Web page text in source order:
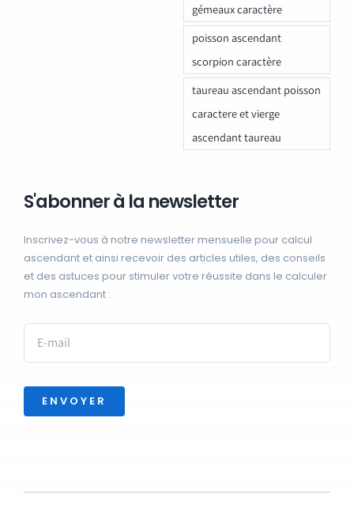
gémeaux caractère
poisson ascendant
scorpion caractère
taureau ascendant poisson
caractere et vierge
ascendant taureau
S'abonner à la newsletter
Inscrivez-vous à notre newsletter mensuelle pour calcul
ascendant et ainsi recevoir des articles utiles, des conseils
et des astuces pour stimuler votre réussite dans le calculer
mon ascendant :
ENVOYER